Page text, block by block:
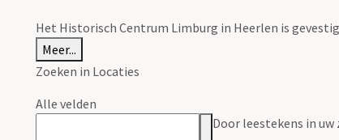
Het Historisch Centrum Limburg in Heerlen is
Meer...
Zoeken in Locaties
Alle velden
Door leestekens in